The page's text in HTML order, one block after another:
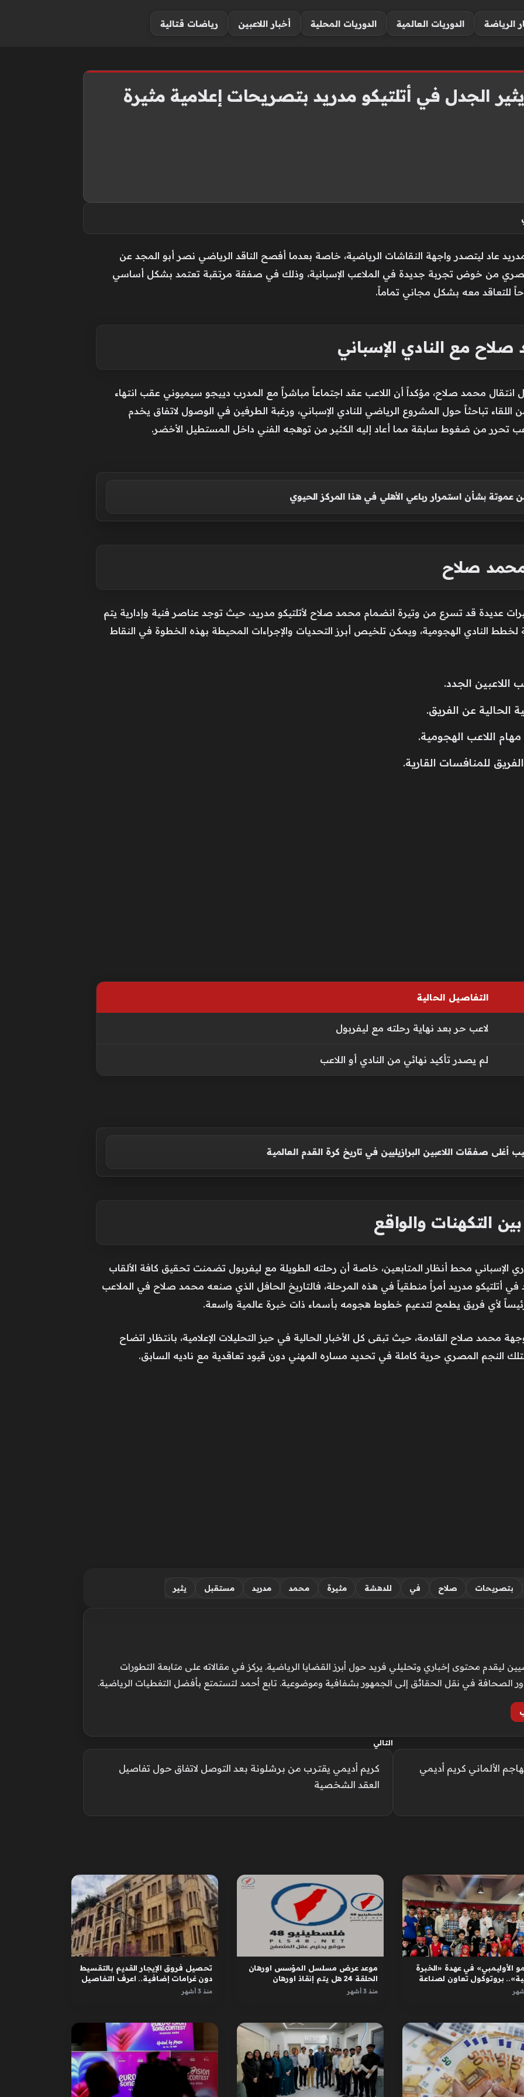
الرياضة الدوريات العالمية الدوريات المحلية أخبار اللاعبين رياضات قتالية
الجدل في أتلتيكو مدريد بتصريحات إعلامية مثيرة
عاد ليتصدر واجهة النقاشات الرياضية، خاصة بعدما أفصح الناقد الرياضي نصر أبو المجد عن
من خوض تجربة جديدة في الملاعب الإسبانية، وذلك في صفقة مرتقبة تعتمد بشكل أساسي
للتعاقد معه بشكل مجاني تماماً.
مع النادي الإسباني
محمد صلاح، مؤكداً أن اللاعب عقد اجتماعاً مباشراً مع المدرب دييجو سيميوني عقب انتهاء
تباحثاً حول المشروع الرياضي للنادي الإسباني، ورغبة الطرفين في الوصول لاتفاق يخدم
تحرر من ضغوط سابقة مما أعاد إليه الكثير من توهجه الفني داخل المستطيل الأخضر.
بشأن استمرار رباعي الأهلي في هذا المركز الحيوي
محمد صلاح
عديدة قد تسرع من وتيرة انضمام محمد صلاح لأتلتيكو مدريد، حيث توجد عناصر فنية وإدارية يتم
لخطط النادي الهجومية، ويمكن تلخيص أبرز التحديات والإجراءات المحيطة بهذه الخطوة في النقاط
اللاعبين الجدد.
الحالية عن الفريق.
اللاعب الهجومية.
للمنافسات القارية.
التفاصيل الحالية
لاعب حر بعد نهاية رحلته مع ليفربول
لم يصدر تأكيد نهائي من النادي أو اللاعب
أغلى صفقات اللاعبين البرازيليين في تاريخ كرة القدم العالمية
التكهنات والواقع
محط أنظار المتابعين، خاصة أن رحلته الطويلة مع ليفربول تضمنت تحقيق كافة الألقاب
أتلتيكو مدريد أمراً منطقياً في هذه المرحلة، فالتاريخ الحافل الذي صنعه محمد صلاح في الملاعب
رئيساً لأي فريق يطمح لتدعيم خطوط هجومه بأسماء ذات خبرة عالمية واسعة.
صلاح القادمة، حيث تبقى كل الأخبار الحالية في حيز التحليلات الإعلامية، بانتظار اتضاح
يمتلك النجم المصري حرية كاملة في تحديد مساره المهني دون قيود تعاقدية مع ناديه السابق.
بتصريحات صلاح في للدهشة مثيرة محمد مدريد مستقبل يثير
ليقدم محتوى إخباري وتحليلي فريد حول أبرز القضايا الرياضية. يركز في مقالاته على متابعة التطورات
الصحافة في نقل الحقائق إلى الجمهور بشفافية وموضوعية. تابع أحمد لتستمتع بأفضل التغطيات الرياضية.
الألماني كريم أديمي
التالي
كريم أديمي يقترب من برشلونة بعد التوصل لاتفاق حول تفاصيل
العقد الشخصية
الأوليمبي» في عهدة «الخبرة
بروتوكول تعاون لصناعة
موعد عرض مسلسل المؤسس اورهان
الحلقة 24 هل يتم إنقاذ اورهان
واسبورجا
منذ 3 أشهر
تحصيل فروق الإيجار القديم بالتقسيط
دون غرامات إضافية.. اعرف التفاصيل
منذ 3 أشهر